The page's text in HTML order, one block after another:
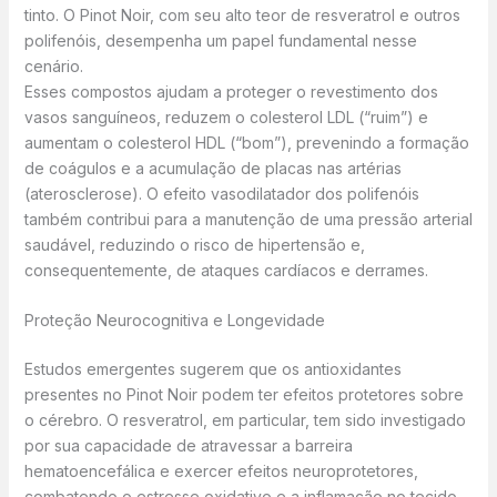
tinto. O Pinot Noir, com seu alto teor de resveratrol e outros
polifenóis, desempenha um papel fundamental nesse
cenário.
Esses compostos ajudam a proteger o revestimento dos
vasos sanguíneos, reduzem o colesterol LDL (“ruim”) e
aumentam o colesterol HDL (“bom”), prevenindo a formação
de coágulos e a acumulação de placas nas artérias
(aterosclerose). O efeito vasodilatador dos polifenóis
também contribui para a manutenção de uma pressão arterial
saudável, reduzindo o risco de hipertensão e,
consequentemente, de ataques cardíacos e derrames.
Proteção Neurocognitiva e Longevidade
Estudos emergentes sugerem que os antioxidantes
presentes no Pinot Noir podem ter efeitos protetores sobre
o cérebro. O resveratrol, em particular, tem sido investigado
por sua capacidade de atravessar a barreira
hematoencefálica e exercer efeitos neuroprotetores,